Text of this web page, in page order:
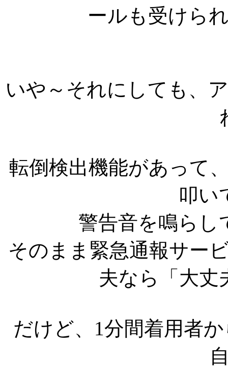
ールも受けら
いや～それにしても、
転倒検出機能があって
叩い
警告音を鳴らし
そのまま緊急通報サー
夫なら「大丈
だけど、1分間着用者